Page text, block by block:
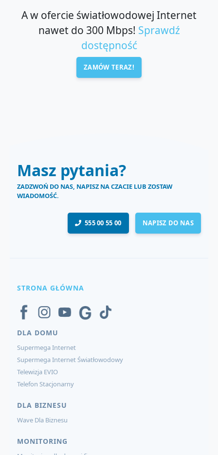
A w ofercie światłowodowej Internet
nawet do 300 Mbps! Sprawdź
dostępność
ZAMÓW TERAZ!
Masz pytania?
ZADZWOŃ DO NAS, NAPISZ NA CZACIE LUB ZOSTAW
WIADOMOŚĆ.
555 00 55 00 NAPISZ DO NAS
STRONA GŁÓWNA
DLA DOMU
Supermega Internet
Supermega Internet Światłowodowy
Telewizja EVIO
Telefon Stacjonarny
DLA BIZNESU
Wave Dla Biznesu
MONITORING